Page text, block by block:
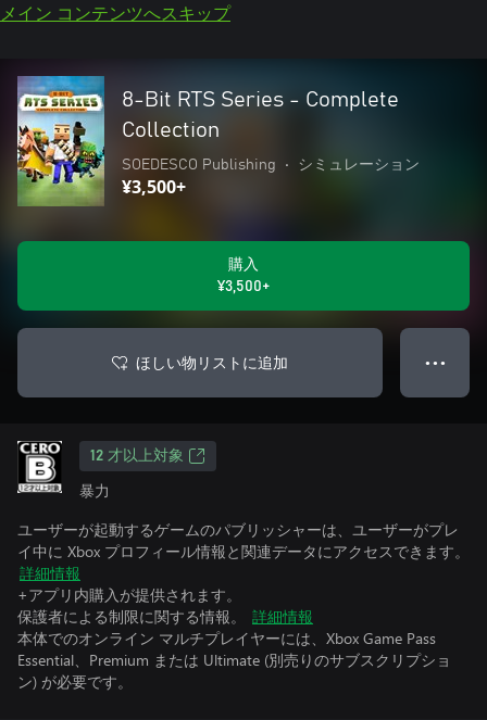
メイン コンテンツへスキップ
8-Bit RTS Series - Complete
Collection
SOEDESCO Publishing • シミュレーション
¥3,500+
購入
¥3,500+
ほしい物リストに追加 ● ● ●
12 才以上対象
暴力
ユーザーが起動するゲームのパブリッシャーは、ユーザーがプレ
イ中に Xbox プロフィール情報と関連データにアクセスできます。
詳細情報
+アプリ内購入が提供されます。
保護者による制限に関する情報。
詳細情報
本体でのオンライン マルチプレイヤーには、Xbox Game Pass
Essential、Premium または Ultimate (別売りのサブスクリプショ
ン) が必要です。